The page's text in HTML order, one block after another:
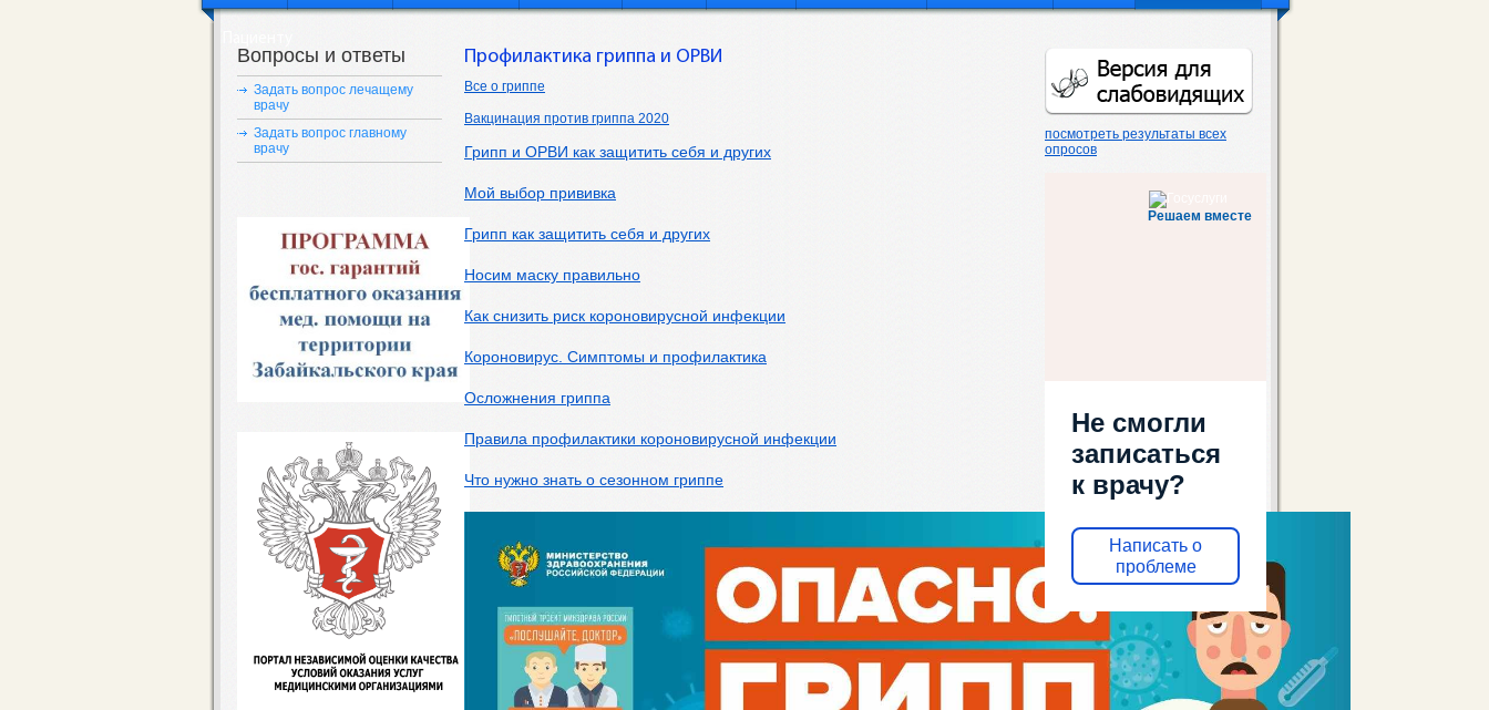
zabkptd2@mail.ru
Вопросы и ответы
Задать вопрос лечащему
врачу
Задать вопрос главному
врачу
Профилактика гриппа и ОРВИ
Все о гриппе
Вакцинация против гриппа 2020
Грипп и ОРВИ как защитить себя и других
Мой выбор прививка
Грипп как защитить себя и других
Носим маску правильно
Как снизить риск короновирусной инфекции
Короновирус. Симптомы и профилактика
Осложнения гриппа
Правила профилактики короновирусной инфекции
Что нужно знать о сезонном гриппе
посмотреть результаты всех
опросов
Решаем вместе
Не смогли
записаться
к врачу?
Написать о
проблеме